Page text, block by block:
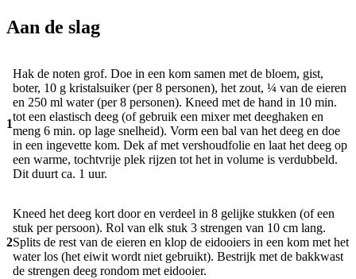
Aan de slag
1
Hak de noten grof. Doe in een kom samen met de bloem, gist,
boter, 10 g kristalsuiker (per 8 personen), het zout, ¼ van de eieren
en 250 ml water (per 8 personen). Kneed met de hand in 10 min.
tot een elastisch deeg (of gebruik een mixer met deeghaken en
meng 6 min. op lage snelheid). Vorm een bal van het deeg en doe
in een ingevette kom. Dek af met vershoudfolie en laat het deeg op
een warme, tochtvrije plek rijzen tot het in volume is verdubbeld.
Dit duurt ca. 1 uur.
2
Kneed het deeg kort door en verdeel in 8 gelijke stukken (of een
stuk per persoon). Rol van elk stuk 3 strengen van 10 cm lang.
Splits de rest van de eieren en klop de eidooiers in een kom met het
water los (het eiwit wordt niet gebruikt). Bestrijk met de bakkwast
de strengen deeg rondom met eidooier.